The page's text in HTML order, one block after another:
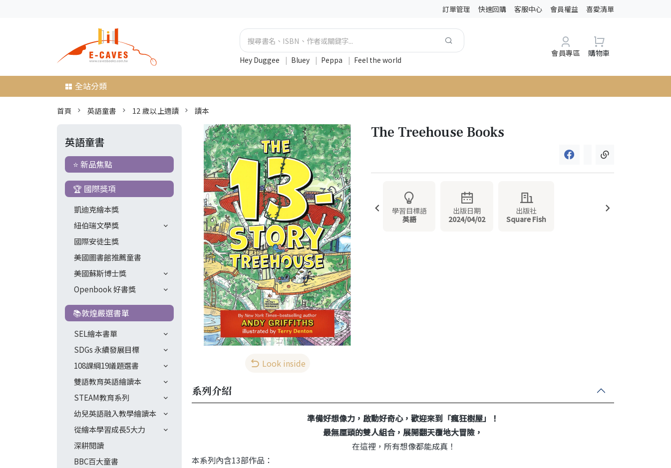
訂單管理 快速回購 客服中心 會員權益 喜愛清單
Hey Duggee | Bluey | Peppa | Feel the world
會員專區 購物車
全站分類
首頁 英語童書 12 歲以上適讀 讀本
英語童書
⭐ 新品焦點
🏆 國際獎項
凱迪克繪本獎
紐伯瑞文學獎
國際安徒生獎
美國圖書館推薦童書
美國蘇斯博士獎
Openbook 好書獎
📚敦煌嚴選書單
SEL繪本書單
SDGs 永續發展目標
108課綱19議題選書
雙語教育英語繪讀本
STEAM教育系列
幼兒英語融入教學繪讀本
從繪本學習成長5大力
深耕閱讀
BBC百大童書
Look inside
The Treehouse Books
學習目標語
英語
出版日期
2024/04/02
出版社
Square Fish
系列介紹
準備好想像力，啟動好奇心，歡迎來到「瘋狂樹屋」！
最無厘頭的雙人組合，展開翻天覆地大冒險，
在這裡，所有想像都能成真！
本系列內含13部作品：